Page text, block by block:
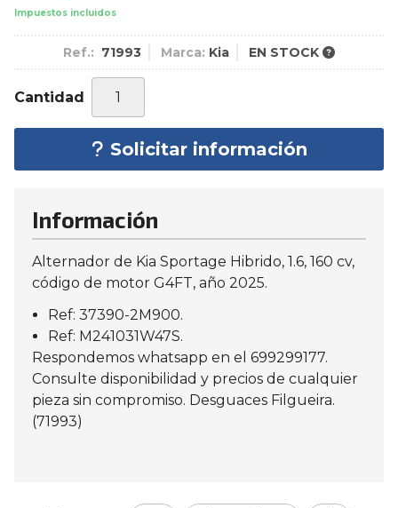
Impuestos incluidos
Ref.: 71993 Marca: Kia EN STOCK
Cantidad
Solicitar información
Información
Alternador de Kia Sportage Hibrido, 1.6, 160 cv,
código de motor G4FT, año 2025.
Ref: 37390-2M900.
Ref: M241031W47S.
Respondemos whatsapp en el 699299177.
Consulte disponibilidad y precios de cualquier
pieza sin compromiso. Desguaces Filgueira.
(71993)